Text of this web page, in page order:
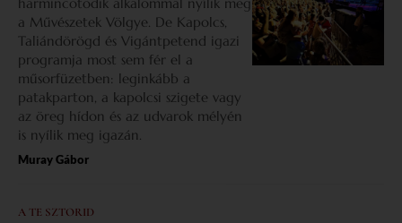
a Művészetek Völgye. De Kapolcs,
Taliándörögd és Vigántpetend igazi
programja most sem fér el a
műsorfüzetben: leginkább a
patakparton, a kapolcsi szigete vagy
az öreg hídon és az udvarok mélyén
is nyílik meg igazán.
Muray Gábor
A TE SZTORID